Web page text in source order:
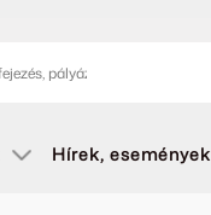
Hírek, események